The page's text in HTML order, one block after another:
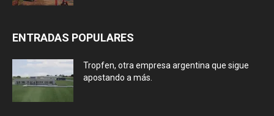
ENTRADAS POPULARES
Tropfen, otra empresa argentina que sigue
apostando a más.